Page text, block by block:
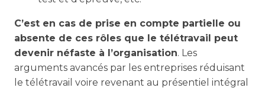
C’est en cas de prise en compte partielle ou
absente de ces rôles que le télétravail peut
devenir néfaste à l’organisation. Les
arguments avancés par les entreprises réduisant
le télétravail voire revenant au présentiel intégral